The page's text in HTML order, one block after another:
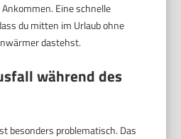
Eine schnelle
du mitten im Urlaub ohne
dastehst.
während des
besonders problematisch. Das